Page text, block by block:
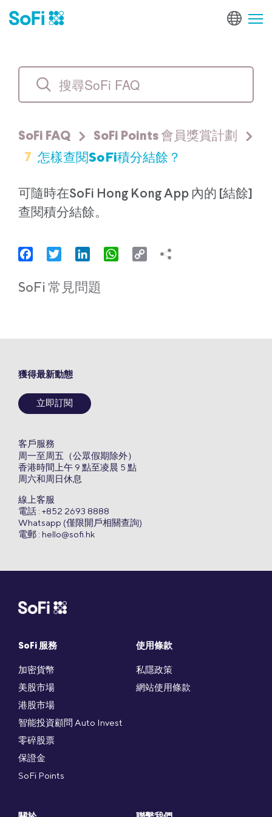
SoFi FAQ SoFi Points 會員獎賞計劃
7 怎樣查閱SoFi積分結餘？
可隨時在SoFi Hong Kong App 內的 [結餘]
查閱積分結餘。
FacebookTwitter LinkedInWhatsApp
Copy
SoFi 常見問題
SoFi 服務
加密貨幣
美股市場
港股市場
智能投資顧問 Auto Invest
零碎股票
保證金
SoFi Points
使用條款
私隱政策
網站使用條款
獲得最新動態
立即訂閱
客戶服務
周一至周五（公眾假期除外）
香港時間上午 9 點至凌晨 5 點
周六和周日休息
線上客服
電話 : +852 2693 8888
Whatsapp (僅限開戶相關查詢)
電郵 : hello@sofi.hk